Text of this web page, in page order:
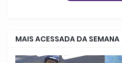
MAIS ACESSADA DA SEMANA